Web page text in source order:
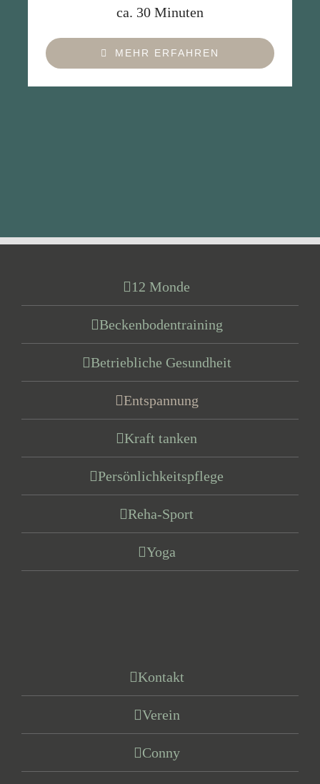
ca. 30 Minuten
MEHR ERFAHREN
12 Monde
Beckenbodentraining
Betriebliche Gesundheit
Entspannung
Kraft tanken
Persönlichkeitspflege
Reha-Sport
Yoga
Kontakt
Verein
Conny